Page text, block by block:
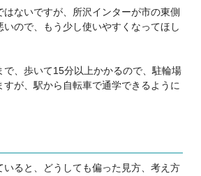
はないですが、所沢インターが市の東側
いので、もう少し使いやすくなってほし
で、歩いて15分以上かかるので、駐輪場
が、駅から自転車で通学できるように
いると、どうしても偏った見方、考え方